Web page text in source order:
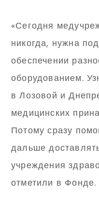
«Сегодня
никогда, нужна
обеспечении
оборудованием.
в Лозовой и
медицинских
Потому сразу
дальше
учреждения
отметили в Фонде.